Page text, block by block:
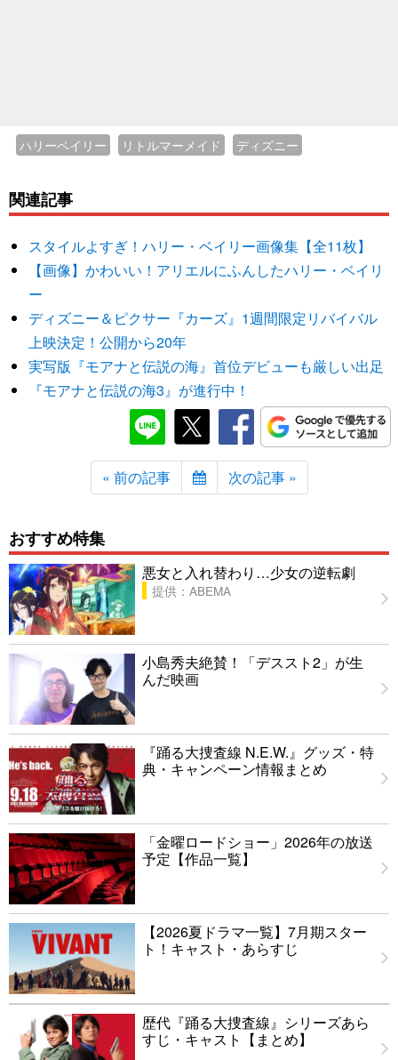
ハリーベイリー リトルマーメイド ディズニー
関連記事
スタイルよすぎ！ハリー・ベイリー画像集【全11枚】
【画像】かわいい！アリエルにふんしたハリー・ベイリ
ー
ディズニー＆ピクサー『カーズ』1週間限定リバイバル
上映決定！公開から20年
実写版『モアナと伝説の海』首位デビューも厳しい出足
『モアナと伝説の海3』が進行中！
« 前の記事 次の記事 »
おすすめ特集
悪女と入れ替わり…少女の逆転劇
提供：ABEMA
小島秀夫絶賛！「デススト2」が生
んだ映画
『踊る大捜査線 N.E.W.』グッズ・特
典・キャンペーン情報まとめ
「金曜ロードショー」2026年の放送
予定【作品一覧】
【2026夏ドラマ一覧】7月期スター
ト！キャスト・あらすじ
歴代『踊る大捜査線』シリーズあら
すじ・キャスト【まとめ】